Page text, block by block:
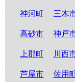
神河町 三木
高砂市 神戸
上郡町 川西
芦屋市 佐用